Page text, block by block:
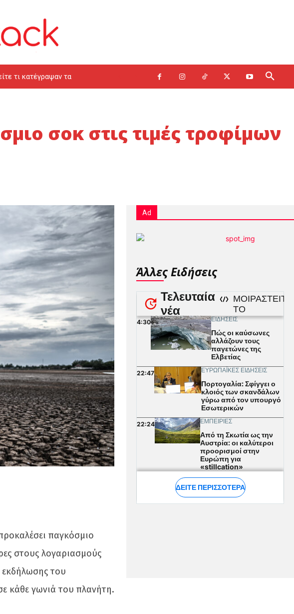
τι κατέγραψαν τα
σοκ στις τιμές τροφίμων
παγκόσμιο
στους λογαριασμούς
εκδήλωσης του
κάθε γωνιά του πλανήτη.
Ad
Άλλες Ειδήσεις